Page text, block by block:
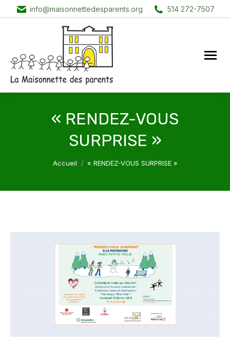
info@maisonnettedesparents.org 514 272-7507
« RENDEZ-VOUS
SURPRISE »
Vous êtes ici :
Accueil « RENDEZ-VOUS SURPRISE »